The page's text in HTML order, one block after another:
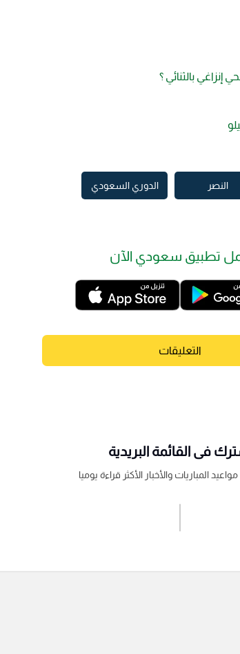
بالثنائي ؟
النصر الدوري السعودي
تطبيق سعودي الآن
التعليقات
فى القائمة البريدية
المباريات والأخبار الأكثر قراءة يوميا